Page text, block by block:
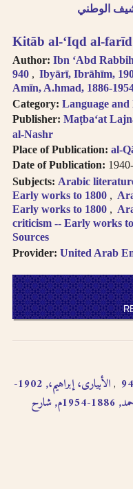
Kitāb al-ʻIqd al-
Author: Ibn ʻAbd
940
Ibyārī, Ibrāhīm,
Amīn, A.hmad, 1886-
Category: Language
Publisher: Maṭbaʻat
al-Nashr
Place of Publication: al-
Date of Publication:
Subjects: Arabic
Early works to 1800
Early works to 1800
criticism -- Early works
Sources
Provider: United Arab
الوطني
الأبيارى، إبراهيم،, 1902-
شارح